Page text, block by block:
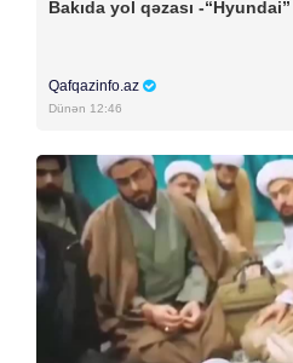
Bakıda yol qəzası -
Qafqazinfo.az
Dünən 12:46